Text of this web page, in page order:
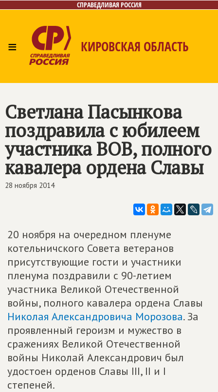
СПРАВЕДЛИВАЯ РОССИЯ
≡ КИРОВСКАЯ ОБЛАСТЬ
Контакты
Светлана Пасынкова
поздравила с юбилеем
участника ВОВ, полного
кавалера ордена Славы
28 ноября 2014
20 ноября на очередном пленуме
котельничского Совета ветеранов
присутствующие гости и участники
пленума поздравили с 90-летием
участника Великой Отечественной
войны, полного кавалера ордена Славы
Николая Александровича Морозова. За
проявленный героизм и мужество в
сражениях Великой Отечественной
войны Николай Александрович был
удостоен орденов Славы III, II и I
степеней.